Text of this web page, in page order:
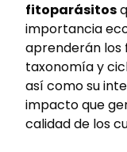
fitoparásitos
importancia
aprenderán los
taxonomía y
así como su
impacto que
calidad de los